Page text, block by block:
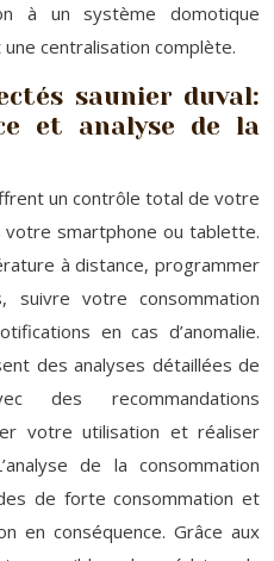
à un système domotique
centralisation complète.
saunier duval:
et analyse de la
un contrôle total de votre
smartphone ou tablette.
à distance, programmer
suivre votre consommation
en cas d’anomalie.
des analyses détaillées de
des recommandations
votre utilisation et réaliser
de la consommation
de forte consommation et
en conséquence. Grâce aux